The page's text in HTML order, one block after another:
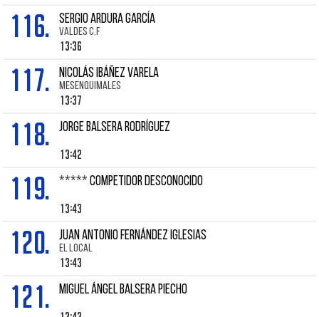
116. SERGIO ARDURA GARCÍA
VALDES C.F
13:36
117. NICOLÁS IBÁÑEZ VARELA
MESENQUIMALES
13:37
118. JORGE BALSERA RODRÍGUEZ
13:42
119. ***** COMPETIDOR DESCONOCIDO
13:43
120. JUAN ANTONIO FERNÁNDEZ IGLESIAS
EL LOCAL
13:43
121. MIGUEL ÁNGEL BALSERA PIECHO